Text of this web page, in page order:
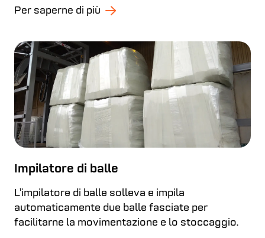
Per saperne di più
Impilatore di balle
L’impilatore di balle solleva e impila
automaticamente due balle fasciate per
facilitarne la movimentazione e lo stoccaggio.